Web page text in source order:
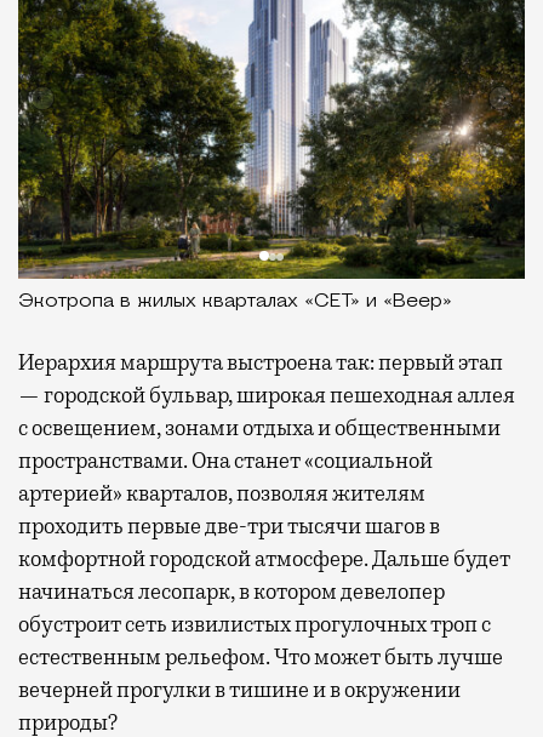
Экотропа в жилых кварталах «СЕТ» и «Веер»
Иерархия маршрута выстроена так: первый этап
— городской бульвар, широкая пешеходная аллея
с освещением, зонами отдыха и общественными
пространствами. Она станет «социальной
артерией» кварталов, позволяя жителям
проходить первые две-три тысячи шагов в
комфортной городской атмосфере. Дальше будет
начинаться лесопарк, в котором девелопер
обустроит сеть извилистых прогулочных троп с
естественным рельефом. Что может быть лучше
вечерней прогулки в тишине и в окружении
природы?